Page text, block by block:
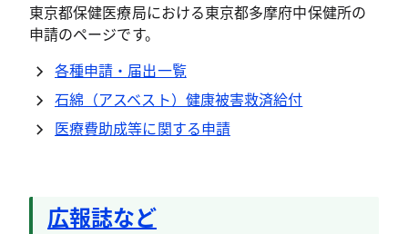
東京都保健医療局における東京都多摩府中保健所の
申請のページです。
各種申請・届出一覧
石綿（アスベスト）健康被害救済給付
医療費助成等に関する申請
広報誌など